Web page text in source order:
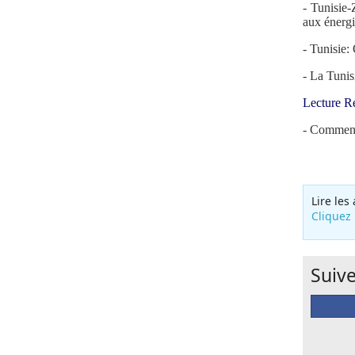
-Tunisie-
aux
- Tunisie:
- La
Lecture
-
Lire les
Cliquez